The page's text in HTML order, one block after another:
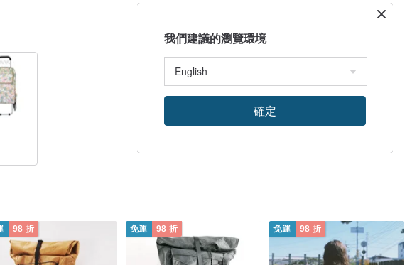
98 折 免運 98 折 免運 98 折
我們建議的瀏覽環境
確定